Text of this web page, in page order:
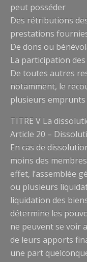
peut posséder
Des rétributions
prestations
De dons ou
La participation
De toutes autres
notamment, le
plusieurs
TITRE V La
Article 20 –
En cas de
moins des
effet, l’assemblée
ou plusieurs
liquidation des
détermine les
ne peuvent se voir
de leurs apports
une part